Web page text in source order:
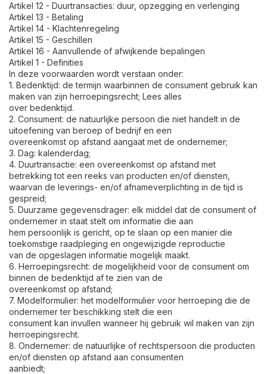
Artikel 12 - Duurtransacties: duur, opzegging en verlenging
Artikel 13 - Betaling
Artikel 14 - Klachtenregeling
Artikel 15 - Geschillen
Artikel 16 - Aanvullende of afwijkende bepalingen
Artikel 1 - Definities
In deze voorwaarden wordt verstaan onder:
1. Bedenktijd: de termijn waarbinnen de consument gebruik kan
maken van zijn herroepingsrecht; Lees alles
over bedenktijd.
2. Consument: de natuurlijke persoon die niet handelt in de
uitoefening van beroep of bedrijf en een
overeenkomst op afstand aangaat met de ondernemer;
3. Dag: kalenderdag;
4. Duurtransactie: een overeenkomst op afstand met
betrekking tot een reeks van producten en/of diensten,
waarvan de leverings- en/of afnameverplichting in de tijd is
gespreid;
5. Duurzame gegevensdrager: elk middel dat de consument of
ondernemer in staat stelt om informatie die aan
hem persoonlijk is gericht, op te slaan op een manier die
toekomstige raadpleging en ongewijzigde reproductie
van de opgeslagen informatie mogelijk maakt.
6. Herroepingsrecht: de mogelijkheid voor de consument om
binnen de bedenktijd af te zien van de
overeenkomst op afstand;
7. Modelformulier: het modelformulier voor herroeping die de
ondernemer ter beschikking stelt die een
consument kan invullen wanneer hij gebruik wil maken van zijn
herroepingsrecht.
8. Ondernemer: de natuurlijke of rechtspersoon die producten
en/of diensten op afstand aan consumenten
aanbiedt;